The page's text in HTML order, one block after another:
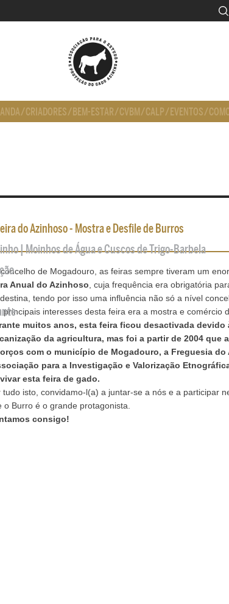
/CRIADORES/ BEM-ESTAR/CVBM/CALP/ EVENTOS/
do Azinhoso - Mostra e Desfile de Burros
concelho de Mogadouro, as feiras sempre tiveram um
Anual do Azinhoso , cuja frequência era obrigatória
tendo por isso uma influência não só a nível
principais interesses desta feira era a mostra e comércio
muitos anos, esta feira ficou desactivada
da agricultura, mas foi a partir de 2004 que
com o município de Mogadouro, a Freguesia do
para a Investigação e Valorização
esta feira de gado.
tudo isto, convidamo-l(a) a juntar-se a nós e a participar
o Burro é o grande protagonista.
consigo!
| Moinhos de Água e Cuscos de Trigo-Barbela